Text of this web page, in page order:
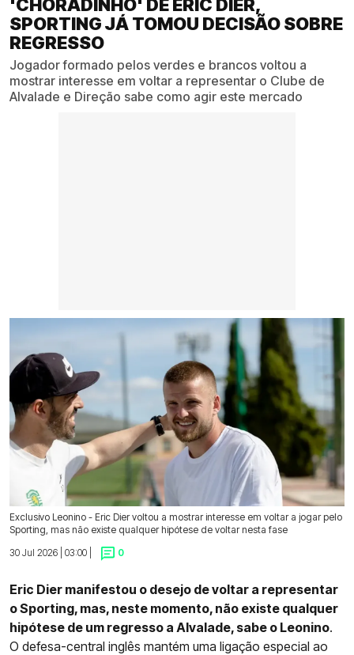
'CHORADINHO' DE ERIC DIER,
SPORTING JÁ TOMOU DECISÃO SOBRE
REGRESSO
Jogador formado pelos verdes e brancos voltou a
mostrar interesse em voltar a representar o Clube de
Alvalade e Direção sabe como agir este mercado
Exclusivo Leonino - Eric Dier voltou a mostrar interesse em voltar a jogar pelo
Sporting, mas não existe qualquer hipótese de voltar nesta fase
30 Jul 2026 | 03:00 |
0
Eric Dier manifestou o desejo de voltar a representar
o Sporting, mas, neste momento, não existe qualquer
hipótese de um regresso a Alvalade, sabe o Leonino.
O defesa-central inglês mantém uma ligação especial ao